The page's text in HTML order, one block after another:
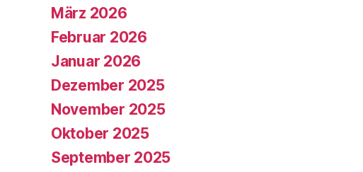
März 2026
Februar 2026
Januar 2026
Dezember 2025
November 2025
Oktober 2025
September 2025